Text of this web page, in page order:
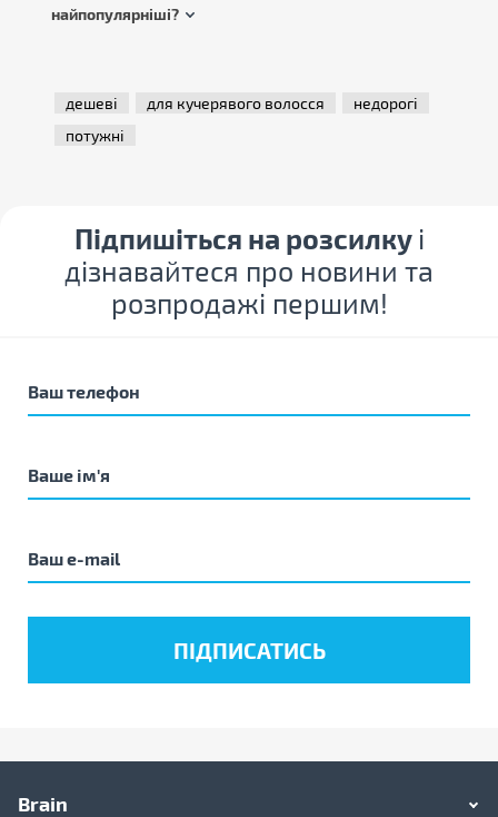
найпопулярніші?
дешеві для кучерявого волосся
недорогі
потужні
Підпишіться на розсилку і
дізнавайтеся про новини та
розпродажі першим!
Brain